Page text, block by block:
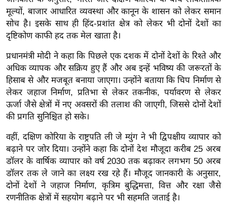
त
यं
ग
डि
या
सा
हि
त्य
ग
त
ऑ
टो
व
मूल्यों, बाजार आधारित व्यवस्था और कानून के शासन को लेकर समान
सोच है। इसके साथ ही हिंद-प्रशांत क्षेत्र को लेकर भी दोनों देशों का
दृष्टिकोण काफी हद तक मेल खाता है।
प्रधानमंत्री मोदी ने कहा कि पिछले एक दशक में दोनों देशों के रिश्ते और
अधिक व्यापक और सक्रिय हुए हैं और अब इन्हें भविष्य की जरूरतों के
हिसाब से और मजबूत बनाया जाएगा। उन्होंने बताया कि चिप निर्माण से
लेकर जहाज निर्माण, प्रतिभा से लेकर तकनीक, पर्यावरण से लेकर
ऊर्जा जैसे क्षेत्रों में नए अवसरों की तलाश की जाएगी, जिससे दोनों देशों
की प्रगति सुनिश्चित हो सके।
वहीं, दक्षिण कोरिया के राष्ट्रपति ली जे म्युंग ने भी द्विपक्षीय व्यापार को
बढ़ाने पर जोर दिया। उन्होंने कहा कि दोनों देश मौजूदा करीब 25 अरब
डॉलर के वार्षिक व्यापार को वर्ष 2030 तक बढ़ाकर लगभग 50 अरब
डॉलर तक ले जाने का लक्ष्य रख रहे हैं। मौजूद जानकारी के अनुसार,
दोनों देशों ने जहाज निर्माण, कृत्रिम बुद्धिमत्ता, वित्त और रक्षा जैसे
रणनीतिक क्षेत्रों में सहयोग बढ़ाने पर भी सहमति जताई है।